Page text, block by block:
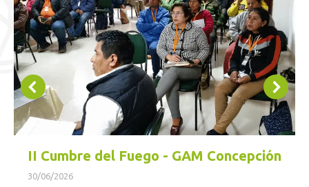
II Cumbre del Fuego - GAM Concepción
30/06/2026